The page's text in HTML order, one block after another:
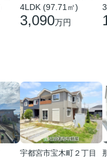
4LDK (97.71㎡)
3,090万円
宇都宮市宝木町２丁目